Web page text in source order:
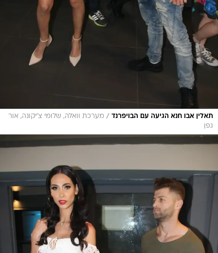
תאלין אבו חנא הגיעה עם הבויפרנד / מערכת וואלה, שלומי צ'יקונה, אור
גפן